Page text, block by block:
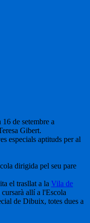
de setembre a
Gibert.
especials aptituds per al
dirigida pel seu pare
el trasllat a la Vila de
allí a l'Escola
de Dibuix, totes dues a